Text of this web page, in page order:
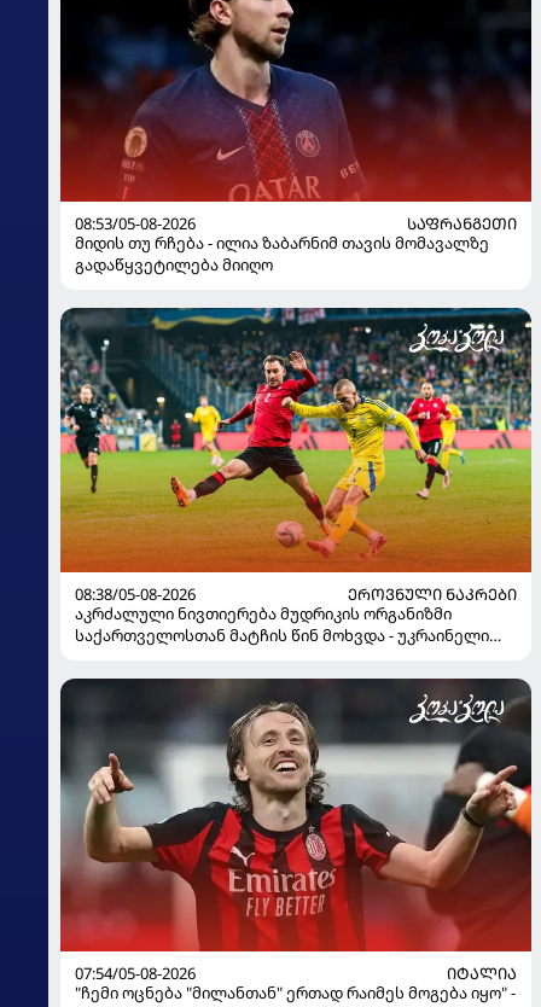
08:53/05-08-2026
ᲡᲐᲤᲠᲐᲜᲒᲔᲗᲘ
მიდის თუ რჩება - ილია ზაბარნიმ თავის მომავალზე
გადაწყვეტილება მიიღო
08:38/05-08-2026
ᲔᲠᲝᲕᲜᲣᲚᲘ ᲜᲐᲙᲠᲔᲑᲘ
აკრძალული ნივთიერება მუდრიკის ორგანიზმი
საქართველოსთან მატჩის წინ მოხვდა - უკრაინელი
ინფორმაციას ავრცელებს
07:54/05-08-2026
ᲘᲢᲐᲚᲘᲐ
"ჩემი ოცნება "მილანთან" ერთად რაიმეს მოგება იყო" -